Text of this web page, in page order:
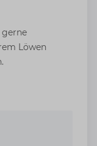
Löwen